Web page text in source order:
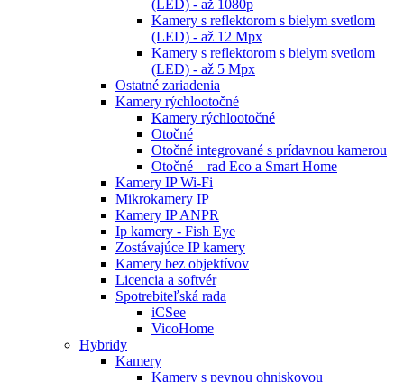
(LED) - až 1080p
Kamery s reflektorom s bielym svetlom
(LED) - až 12 Mpx
Kamery s reflektorom s bielym svetlom
(LED) - až 5 Mpx
Ostatné zariadenia
Kamery rýchlootočné
Kamery rýchlootočné
Otočné
Otočné integrované s prídavnou kamerou
Otočné – rad Eco a Smart Home
Kamery IP Wi-Fi
Mikrokamery IP
Kamery IP ANPR
Ip kamery - Fish Eye
Zostávajúce IP kamery
Kamery bez objektívov
Licencia a softvér
Spotrebiteľská rada
iCSee
VicoHome
Hybridy
Kamery
Kamery s pevnou ohniskovou